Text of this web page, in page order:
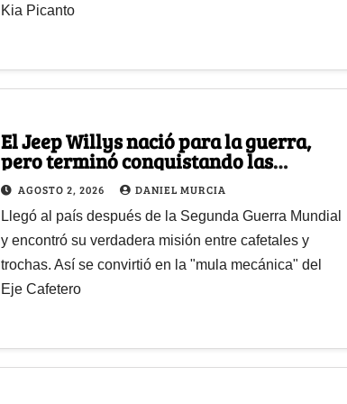
Kia Picanto
El Jeep Willys nació para la guerra,
pero terminó conquistando las
montañas de Colombia y cambiando la
vida del campo
AGOSTO 2, 2026 DANIEL MURCIA
Llegó al país después de la Segunda Guerra Mundial
y encontró su verdadera misión entre cafetales y
trochas. Así se convirtió en la "mula mecánica" del
Eje Cafetero